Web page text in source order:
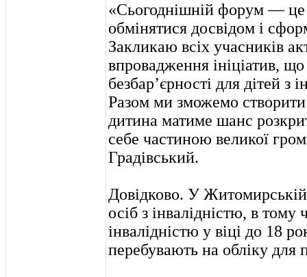
«Сьогоднішній форум — це
обмінятися досвідом і
Закликаю всіх учасників
впровадження ініціатив,
безбар’єрності для дітей з
Разом ми зможемо
дитина матиме шанс
себе частиною великої
Градівський.
Довідково. У
осіб з інвалідністю, в тому
інвалідністю у віці до 18
перебувають на обліку для